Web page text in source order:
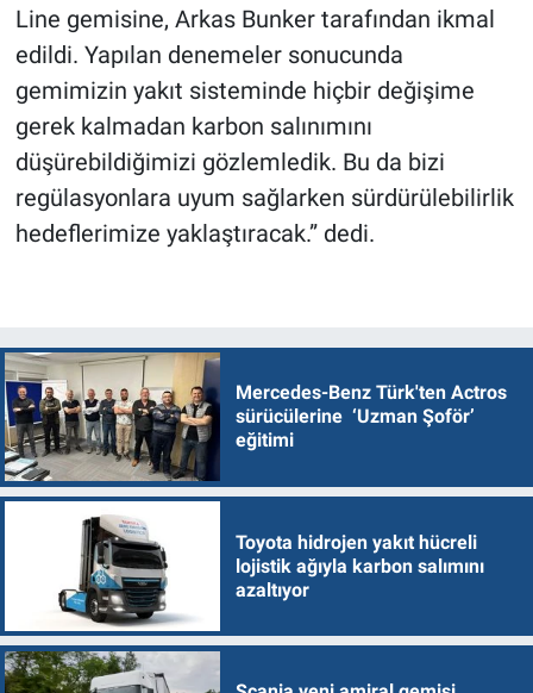
Line gemisine, Arkas Bunker tarafından ikmal
edildi. Yapılan denemeler sonucunda
gemimizin yakıt sisteminde hiçbir değişime
gerek kalmadan karbon salınımını
düşürebildiğimizi gözlemledik. Bu da bizi
regülasyonlara uyum sağlarken sürdürülebilirlik
hedeflerimize yaklaştıracak.” dedi.
Mercedes-Benz Türk'ten Actros
sürücülerine ‘Uzman Şoför’
eğitimi
Toyota hidrojen yakıt hücreli
lojistik ağıyla karbon salımını
azaltıyor